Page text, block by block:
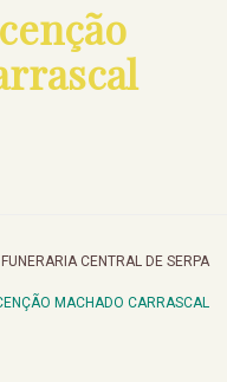
FUNERARIA CENTRAL DE SERPA
MACHADO CARRASCAL